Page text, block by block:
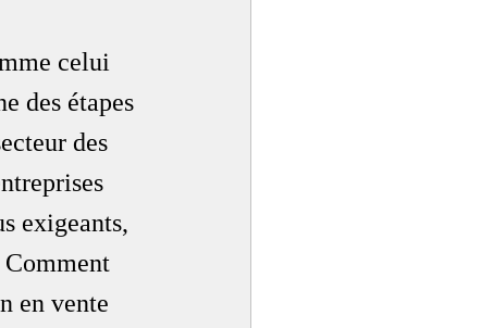
celui
des étapes
des
exigeants,
Comment
en vente